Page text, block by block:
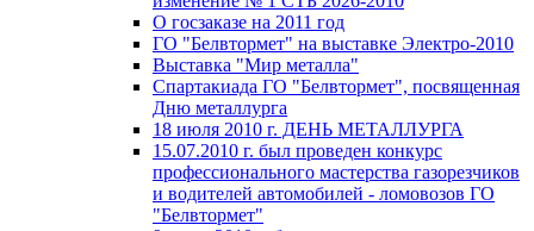
О госзаказе на 2011 год
ГО "Белвтормет" на выставке Электро-2010
Выставка "Мир металла"
Спартакиада ГО "Белвтормет", посвященная
Дню металлурга
18 июля 2010 г. ДЕНЬ МЕТАЛЛУРГА
15.07.2010 г. был проведен конкурс
профессионального мастерства газорезчиков
и водителей автомобилей - ломовозов ГО
"Белвтормет"